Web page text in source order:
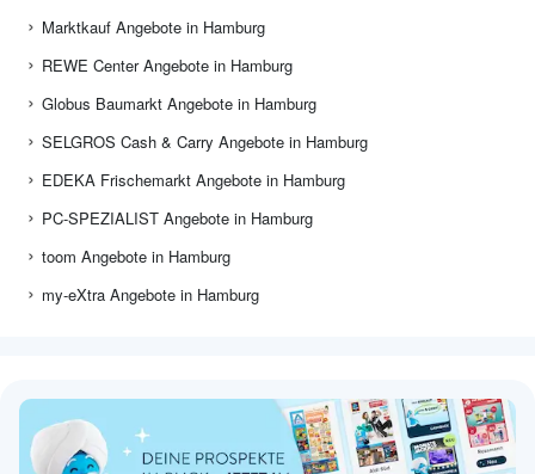
Marktkauf Angebote in Hamburg
REWE Center Angebote in Hamburg
Globus Baumarkt Angebote in Hamburg
SELGROS Cash & Carry Angebote in Hamburg
EDEKA Frischemarkt Angebote in Hamburg
PC-SPEZIALIST Angebote in Hamburg
toom Angebote in Hamburg
my-eXtra Angebote in Hamburg